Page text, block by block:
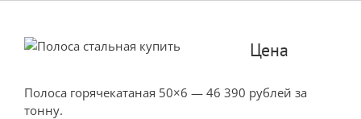
Цена
Полоса горячекатаная 50×6 — 46 390 рублей за
тонну.